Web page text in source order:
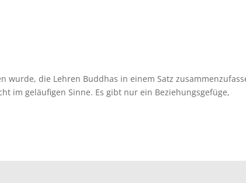
wurde, die Lehren Buddhas in einem Satz
im geläufigen Sinne. Es gibt nur ein Beziehungsgefüge,